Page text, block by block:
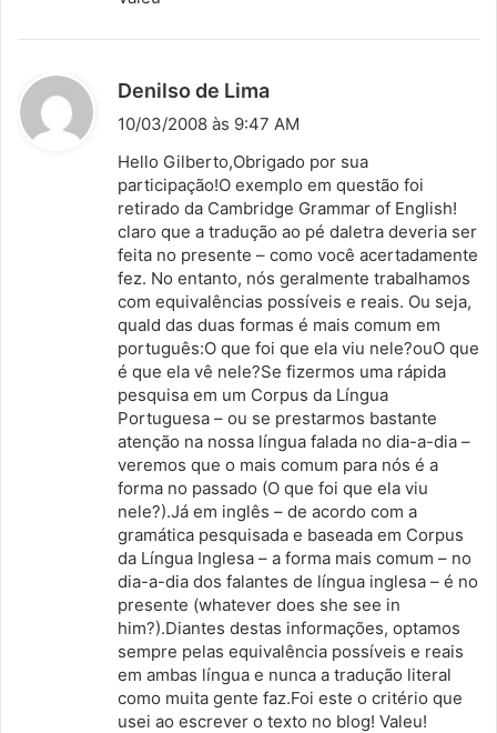
Denilso de Lima
s
e
:
10/03/2008 às 9:47 AM
Hello Gilberto,Obrigado por sua
participação!O exemplo em questão foi
retirado da Cambridge Grammar of English!
claro que a tradução ao pé daletra deveria ser
feita no presente – como você acertadamente
fez. No entanto, nós geralmente trabalhamos
com equivalências possíveis e reais. Ou seja,
quald das duas formas é mais comum em
português:O que foi que ela viu nele?ouO que
é que ela vê nele?Se fizermos uma rápida
pesquisa em um Corpus da Língua
Portuguesa – ou se prestarmos bastante
atenção na nossa língua falada no dia-a-dia –
veremos que o mais comum para nós é a
forma no passado (O que foi que ela viu
nele?).Já em inglês – de acordo com a
gramática pesquisada e baseada em Corpus
da Língua Inglesa – a forma mais comum – no
dia-a-dia dos falantes de língua inglesa – é no
presente (whatever does she see in
him?).Diantes destas informações, optamos
sempre pelas equivalência possíveis e reais
em ambas língua e nunca a tradução literal
como muita gente faz.Foi este o critério que
usei ao escrever o texto no blog! Valeu!